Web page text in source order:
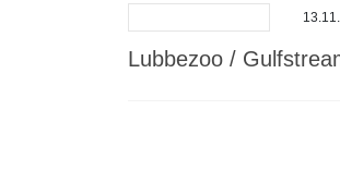
Lubbezoo /